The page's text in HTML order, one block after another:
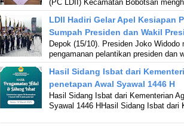
(PC LDII) Kecamatan Bobotsari
LDII Hadiri Gelar Apel Kesiapan
Sumpah Presiden dan Wakil
Depok (15/10). Presiden Joko Widodo
pengamanan pelantikan presiden dan
Hasil Sidang Isbat dari
penetapan Awal Syawal 1446 H
Hasil Sidang Isbat dari Kementerian
Syawal 1446 HHasil Sidang Isbat dari